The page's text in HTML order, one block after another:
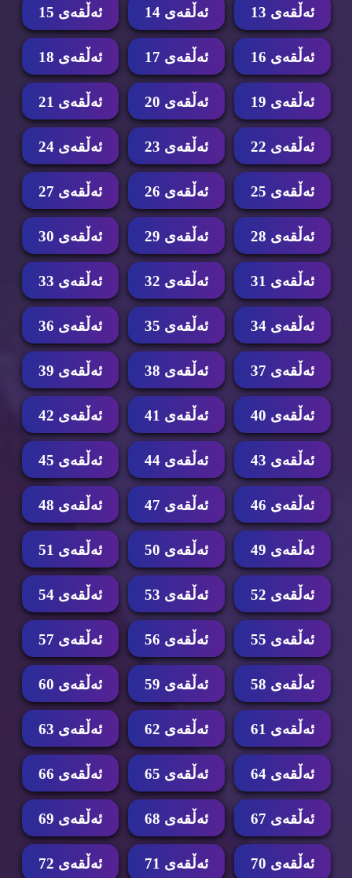
ئه‌ڵقه‌ی 13 ئه‌ڵقه‌ی 14 ئه‌ڵقه‌ی 15
ئه‌ڵقه‌ی 16 ئه‌ڵقه‌ی 17 ئه‌ڵقه‌ی 18
ئه‌ڵقه‌ی 19 ئه‌ڵقه‌ی 20 ئه‌ڵقه‌ی 21
ئه‌ڵقه‌ی 22 ئه‌ڵقه‌ی 23 ئه‌ڵقه‌ی 24
ئه‌ڵقه‌ی 25 ئه‌ڵقه‌ی 26 ئه‌ڵقه‌ی 27
ئه‌ڵقه‌ی 28 ئه‌ڵقه‌ی 29 ئه‌ڵقه‌ی 30
ئه‌ڵقه‌ی 31 ئه‌ڵقه‌ی 32 ئه‌ڵقه‌ی 33
ئه‌ڵقه‌ی 34 ئه‌ڵقه‌ی 35 ئه‌ڵقه‌ی 36
ئه‌ڵقه‌ی 37 ئه‌ڵقه‌ی 38 ئه‌ڵقه‌ی 39
ئه‌ڵقه‌ی 40 ئه‌ڵقه‌ی 41 ئه‌ڵقه‌ی 42
ئه‌ڵقه‌ی 43 ئه‌ڵقه‌ی 44 ئه‌ڵقه‌ی 45
ئه‌ڵقه‌ی 46 ئه‌ڵقه‌ی 47 ئه‌ڵقه‌ی 48
ئه‌ڵقه‌ی 49 ئه‌ڵقه‌ی 50 ئه‌ڵقه‌ی 51
ئه‌ڵقه‌ی 52 ئه‌ڵقه‌ی 53 ئه‌ڵقه‌ی 54
ئه‌ڵقه‌ی 55 ئه‌ڵقه‌ی 56 ئه‌ڵقه‌ی 57
ئه‌ڵقه‌ی 58 ئه‌ڵقه‌ی 59 ئه‌ڵقه‌ی 60
ئه‌ڵقه‌ی 61 ئه‌ڵقه‌ی 62 ئه‌ڵقه‌ی 63
ئه‌ڵقه‌ی 64 ئه‌ڵقه‌ی 65 ئه‌ڵقه‌ی 66
ئه‌ڵقه‌ی 67 ئه‌ڵقه‌ی 68 ئه‌ڵقه‌ی 69
ئه‌ڵقه‌ی 70 ئه‌ڵقه‌ی 71 ئه‌ڵقه‌ی 72